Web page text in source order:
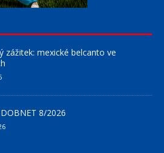
zážitek: mexické belcanto ve
8/2026